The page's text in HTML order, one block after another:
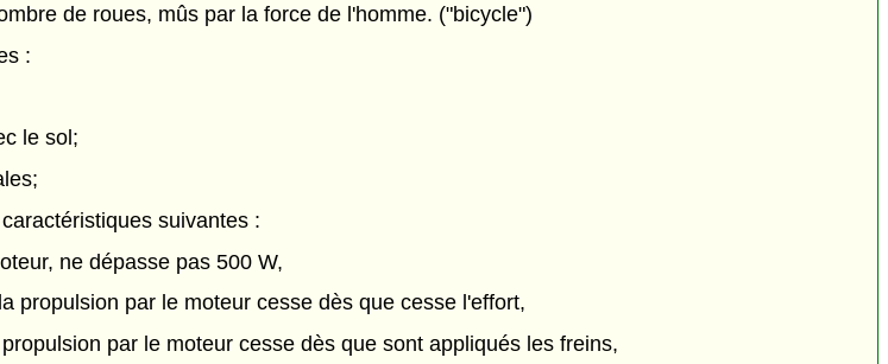
de roues, mûs par la force de l'homme. ("bicycle")
:
le sol;
suivantes :
ne dépasse pas 500 W,
propulsion par le moteur cesse dès que cesse l'effort,
par le moteur cesse dès que sont appliqués les freins,